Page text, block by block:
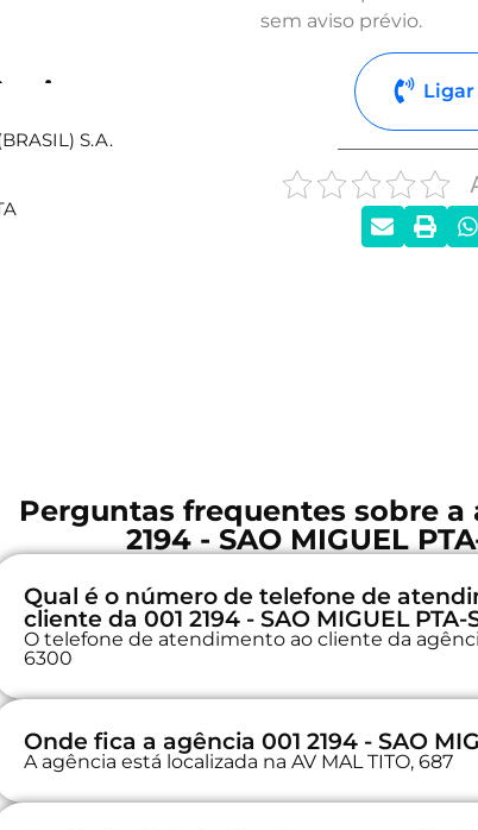
S.A.
sem aviso prévio.
Ligar
Perguntas frequentes sobre a
2194 - SAO MIGUEL
Qual é o número de telefone de
cliente da 001 2194 - SAO MIGUEL PTA-
O telefone de atendimento ao cliente da
6300
Onde fica a agência 001 2194 - SAO
A agência está localizada na AV MAL TITO, 687